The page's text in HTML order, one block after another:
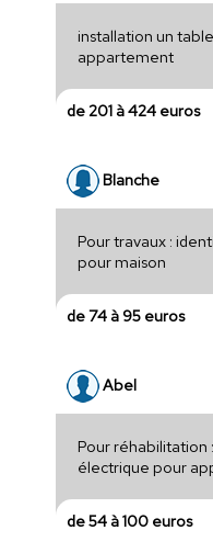
installation un
appartement
de 201 à 424 euros
Blanche
Pour travaux :
pour maison
de 74 à 95 euros
Abel
Pour réhabilitation
électrique pour
de 54 à 100 euros